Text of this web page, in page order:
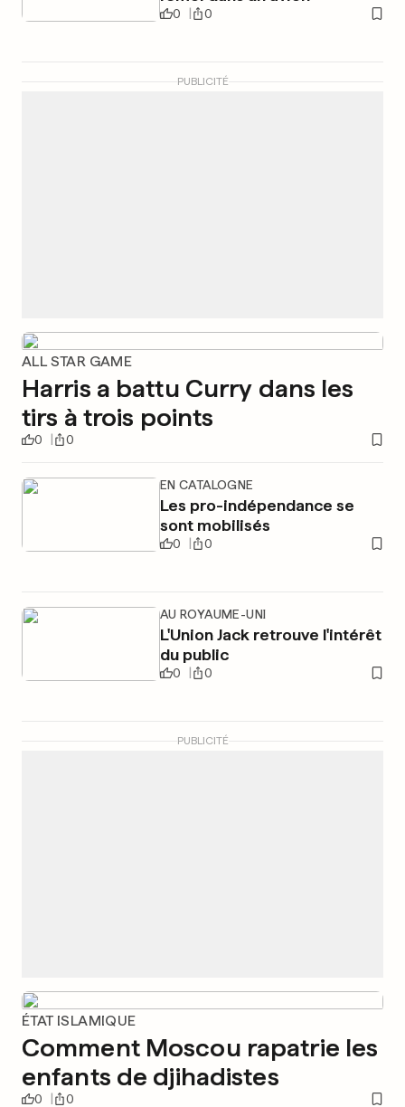
0 0
PUBLICITÉ
ALL STAR GAME
Harris a battu Curry dans les
tirs à trois points
0 0
EN CATALOGNE
Les pro-indépendance se
sont mobilisés
0 0
AU ROYAUME-UNI
L'Union Jack retrouve l'intérêt
du public
0 0
PUBLICITÉ
ÉTAT ISLAMIQUE
Comment Moscou rapatrie les
enfants de djihadistes
0 0